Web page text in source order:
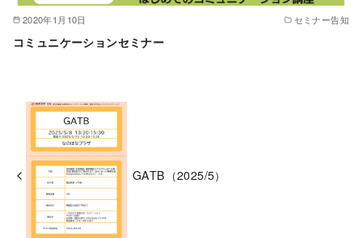
2020年1月10日 セミナー告知
コミュニケーションセミナー
GATB（2025/5）